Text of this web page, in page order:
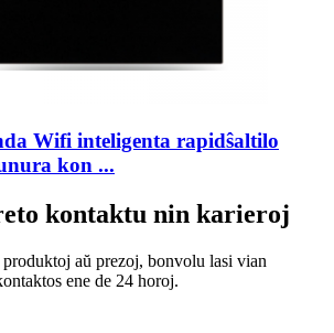
Wifi inteligenta rapidŝaltilo
kon ...
kontaktu nin karieroj
aŭ prezoj, bonvolu lasi vian
ene de 24 horoj.